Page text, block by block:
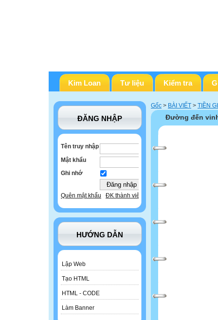
Kim Loan Tư liệu Kiểm tra
ĐĂNG NHẬP
Tên truy nhập
Mật khẩu
Ghi nhớ
Quên mật khẩu ĐK thành viên
HƯỚNG DẪN
Lập Web
Tạo HTML
HTML - CODE
Làm Banner
Gốc > BÀI VIẾT > TIỀN
Đường đến